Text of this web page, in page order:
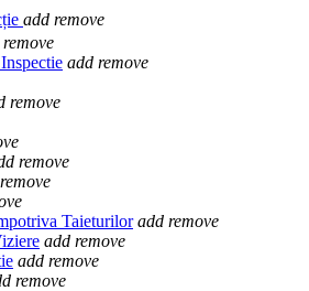
add remove
remove
add remove
remove
remove
remove
Taieturilor add remove
add remove
add remove
remove